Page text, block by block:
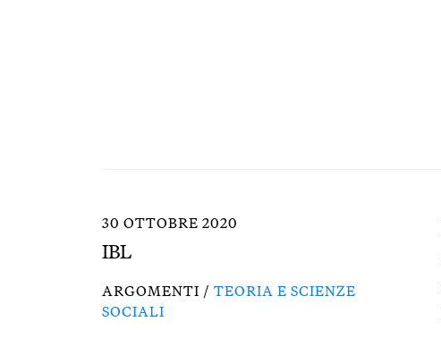
30 OTTOBRE 2020
IBL
ARGOMENTI / TEORIA E SCIENZE
SOCIALI